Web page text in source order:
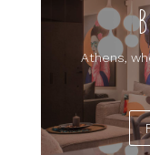
Athens,